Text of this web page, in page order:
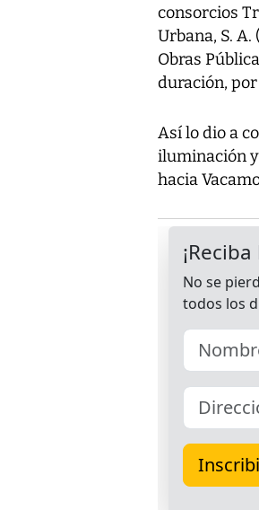
consorcios
Urbana, S.
Obras
duración,
Así lo dio a
iluminación
hacia